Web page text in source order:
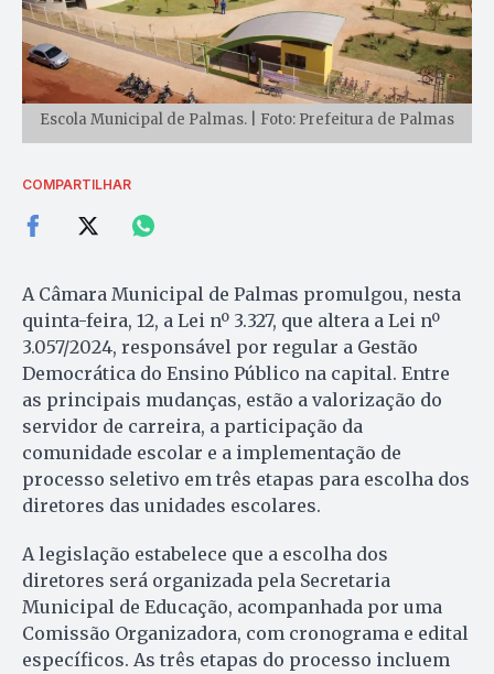
Escola Municipal de Palmas. | Foto: Prefeitura de Palmas
COMPARTILHAR
A Câmara Municipal de Palmas promulgou, nesta
quinta-feira, 12, a Lei nº 3.327, que altera a Lei nº
3.057/2024, responsável por regular a Gestão
Democrática do Ensino Público na capital. Entre
as principais mudanças, estão a valorização do
servidor de carreira, a participação da
comunidade escolar e a implementação de
processo seletivo em três etapas para escolha dos
diretores das unidades escolares.
A legislação estabelece que a escolha dos
diretores será organizada pela Secretaria
Municipal de Educação, acompanhada por uma
Comissão Organizadora, com cronograma e edital
específicos. As três etapas do processo incluem